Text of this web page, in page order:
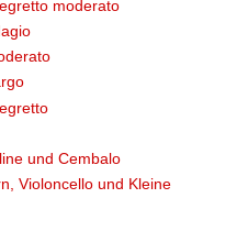
moderato
und Cembalo
Violoncello und Kleine